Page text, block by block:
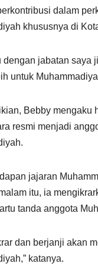
dalam
khususnya di
dengan jabatan saya
untuk
Bebby mengaku
resmi menjadi
jajaran
itu, ia
tanda anggota
dan berjanji akan
katanya.